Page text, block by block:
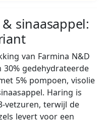
sinaasappel:
van Farmina N&D
30% gedehydrateerde
5% pompoen, visolie
Haring is
vetzuren, terwijl de
levert voor een